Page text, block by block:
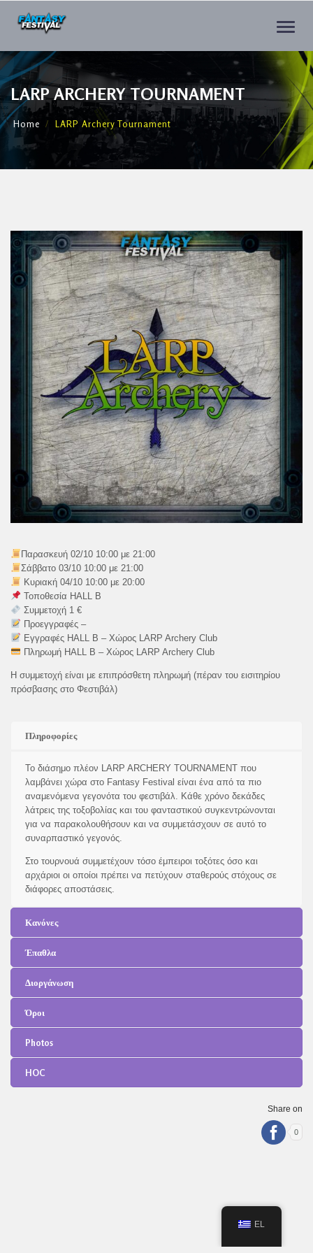
Toggle
LARP ARCHERY TOURNAMENT
Home LARP Archery Tournament
Παρασκευή 02/10 10:00 με 21:00
Σάββατο 03/10 10:00 με 21:00
Κυριακή 04/10 10:00 με 20:00
Τοποθεσία HALL B
Συμμετοχή 1 €
Προεγγραφές –
Εγγραφές HALL B – Χώρος LARP Archery Club
Πληρωμή HALL B – Χώρος LARP Archery Club
Η συμμετοχή είναι με επιπρόσθετη πληρωμή (πέραν του εισιτηρίου
πρόσβασης στο Φεστιβάλ)
Πληροφορίες
Το διάσημο πλέον LARP ARCHERY TOURNAMENT που
λαμβάνει χώρα στο Fantasy Festival είναι ένα από τα πιο
αναμενόμενα γεγονότα του φεστιβάλ. Κάθε χρόνο δεκάδες
λάτρεις της τοξοβολίας και του φανταστικού συγκεντρώνονται
για να παρακολουθήσουν και να συμμετάσχουν σε αυτό το
συναρπαστικό γεγονός.
Στο τουρνουά συμμετέχουν τόσο έμπειροι τοξότες όσο και
αρχάριοι οι οποίοι πρέπει να πετύχουν σταθερούς στόχους σε
διάφορες αποστάσεις.
Κανόνες
Έπαθλα
Διοργάνωση
Όροι
Photos
HOC
Share on
0
EL